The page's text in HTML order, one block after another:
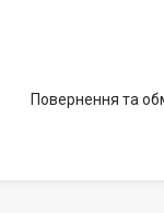
Повернення та